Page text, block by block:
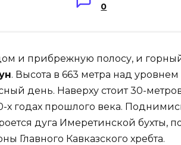
0
и прибрежную полосу, и
. Высота в 663 метра над уровнем
день. Наверху стоит 30-
х годах прошлого века.
дуга Имеретинской бухты,
Главного Кавказского хребта.